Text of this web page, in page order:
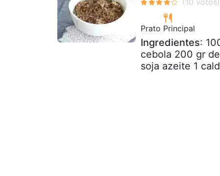
Prato Principal
Ingredientes:
cebola 200 gr
soja azeite 1